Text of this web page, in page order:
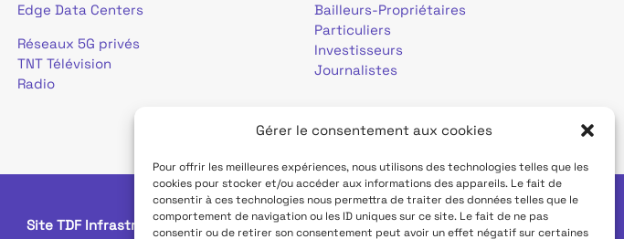
Gérer le consentement aux cookies
Pour offrir les meilleures expériences, nous utilisons des technologies telles que les
cookies pour stocker et/ou accéder aux informations des appareils. Le fait de
consentir à ces technologies nous permettra de traiter des données telles que le
comportement de navigation ou les ID uniques sur ce site. Le fait de ne pas
consentir ou de retirer son consentement peut avoir un effet négatif sur certaines
Edge Data Centers
Réseaux 5G privés
TNT Télévision
Radio
Bailleurs-Propriétaires
Particuliers
Investisseurs
Journalistes
Site TDF Infrastructure Déclaration d'accessibilité